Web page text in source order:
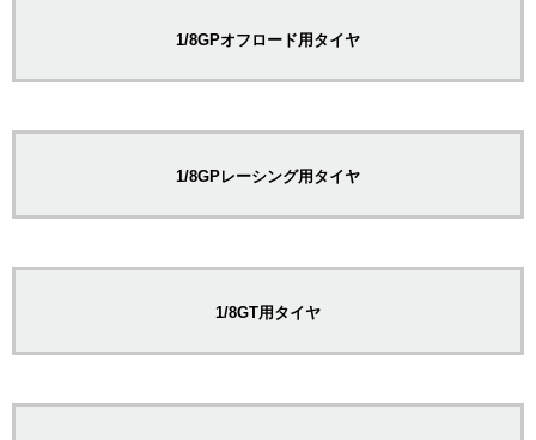
1/8GPオフロード用タイヤ
1/8GPレーシング用タイヤ
1/8GT用タイヤ